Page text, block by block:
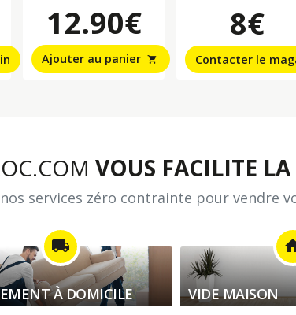
12.90€
Ajouter au panier shopping_cart
8€
Contacter le
VOUS FACILITE
services zéro contrainte pour vendre
local_shipping
À DOMICILE VIDE MAISON